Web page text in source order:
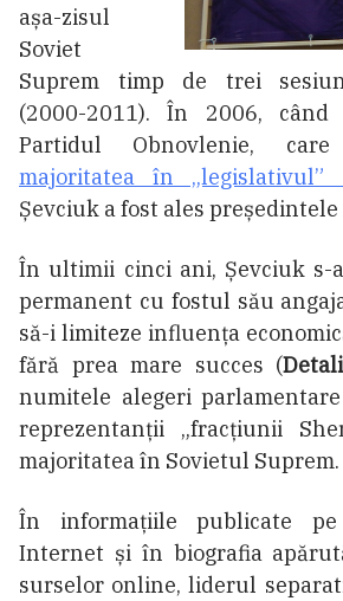
așa-zisul
Soviet
Suprem timp de trei
(2000-2011). În 2006,
Partidul Obnovlenie,
majoritatea în
Șevciuk a fost ales
În ultimii cinci ani, Șevciuk s-
permanent cu fostul său
să-i limiteze influența
fără prea mare succes (
numitele alegeri
reprezentanții „fracțiunii
majoritatea în Sovietul Suprem.
În informațiile publicate
Internet și în biografia
surselor online, liderul